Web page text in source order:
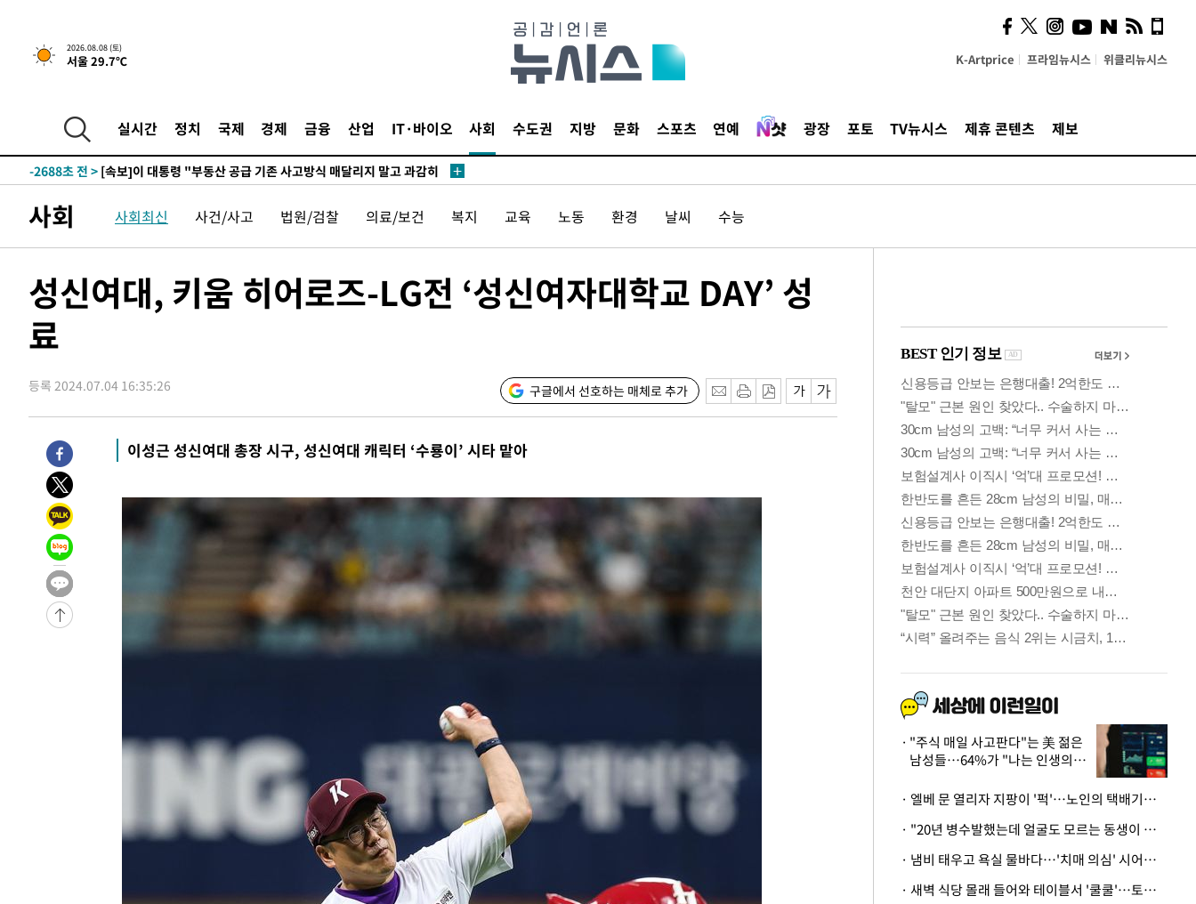
2026.08.08 (토)
서울 29.7℃ K-Artprice 프라임뉴시스 위클리뉴시스
실시간 정치 국제 경제 금융 산업 IT·바이오 사회 수도권 지방 문화 스포츠 연예 광장 포토 TV뉴시스 제휴 콘텐츠 제보
5시간 전 >[속보]규제합리화위원회 부위원장에 김태유 서울대 공대 교수…이병태
-7377초 전 >
미 사업체 일자리, 7월에 2.3만개 순감하고 그 전 2개월 10.3만개 하
향수정 (2보)
-6825초 전 >
↓
-2688초 전 > [속보]이 대통령 "부동산 공급 기존 사고방식 매달리지 말고 과감히
드는 임시"
1시간 전 >
"낮 기온 소폭 하락"…수도권 폭염중대경보, 폭염경보로 하향
1시간 전 >[속보]이 대통령, '호우피해' 안동·의성 관할 4개 면 특별재난지역 선포
수도
2시간 전 >낮 최고 37도 찜통더위…곳곳 소나기·강원 많은 비[내일날씨]
2시간 전 >
3시간 전 >
4시간 전 >[속보]코스닥, 2.86포인트(0.36%) 내린 798.81마감
4시간 전 >[속보]코스피, 6200선 약보합…0.60% 내린 6258.77에 마쳐
4시간 전 >
[속보]원·달러 환율, 7.7원 내린 1416.1원 마감
4시간 전 >
4시간 전 >
[속보]종합특검, '계엄 수용공간 확보' 신용해 前교정본부장 기소
5시간 전 >
외신들도 주목한 韓축구 파문…"국민적 공분에 수사 재개"
5시간 전 >
11시간 압수수색에 성접대 파문까지…'쑥대밭' 된 축구협회
5시간 전 >
[속보]규제합리화위원회 부위원장에 김태유 서울대 공대 교수…이병태
후임
-10238초 전 >
이강인, 폭염 속 AT마드리드 첫 훈련…80명 식사 대접까지(종합)
-7377초 전 >
미 사업체 일자리, 7월에 2.3만개 순감하고 그 전 2개월 10.3만개 하
[속보] 미 사업체, 일자리 7월에 2.3만 개 줄어…실업률은 4.1%로
[속보]이 대통령, '호우피해' 안동·의성 관할 4개 면 특별재난지역 선포
[단독]중수청 지원 검사들, 정원 초과 시 낮은 계급 임용…희망지 못 갈
낮 최고 37도 찜통더위…곳곳 소나기·강원 많은 비[내일날씨]
SK하이닉스, 용인·청주 팹에 54조 투자…"AI 메모리 수요 선제 대응"
여자배구 이재영·이다영 자매, 아제르바이잔 투란VC 입단
외국인 심판 성 접대 7경기 들여다보니…한국 축구 '5승 2무'
[속보]코스닥, 2.86포인트(0.36%) 내린 798.81마감
사회 사회최신 사건/사고 법원/검찰 의료/보건 복지 교육 노동 환경 날씨 수능
성신여대, 키움 히어로즈-LG전 ‘성신여자대학교 DAY’ 성
료
등록 2024.07.04 16:35:26 구글에서 선호하는 매체로 추가
이성근 성신여대 총장 시구, 성신여대 캐릭터 ‘수룡이’ 시타 맡아
시, 스마트폰 액세서리에
NFC 더했다
"주식 매일 사고판다"는 美 젊은
남성들…64%가 "나는 인생의
· 엘베 문 열리자 지팡이 '퍽'…노인의 택배기사 폭행 이유
· "20년 병수발했는데 얼굴도 모르는 동생이 유산 절반을"…배다른 형제 상속권 있을까
· 냄비 태우고 욕실 물바다…'치매 의심' 시어머니 검사 권유했다가 '날벼락'
· 새벽 식당 몰래 들어와 테이블서 '쿨쿨'…토사물 남기고 사라진 남성